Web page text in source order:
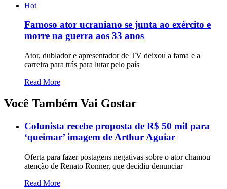
Hot
Famoso ator ucraniano se junta ao exército e
morre na guerra aos 33 anos
Ator, dublador e apresentador de TV deixou a fama e a
carreira para trás para lutar pelo país
Read More
Você Também Vai Gostar
Colunista recebe proposta de R$ 50 mil para
‘queimar’ imagem de Arthur Aguiar
Oferta para fazer postagens negativas sobre o ator chamou
atenção de Renato Ronner, que decidiu denunciar
Read More